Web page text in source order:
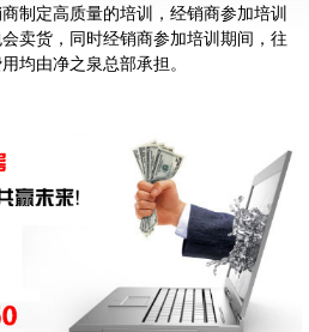
制定高质量的培训，经销商参加培训
卖货，同时经销商参加培训期间，往
均由净之泉总部承担。